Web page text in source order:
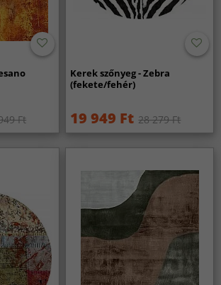
Ft
Kerek szőnyeg - Zebra
(fekete/fehér)
19 949 Ft 28 279 Ft